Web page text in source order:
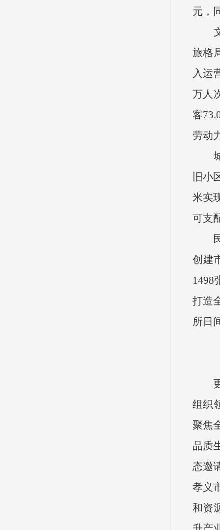
元，
文
旅格
入运
万人
客
劳动
城
旧小
米实
可支
民
创建
1498
打造
所日
组织
聚焦
品质
态邀
孝义
和资